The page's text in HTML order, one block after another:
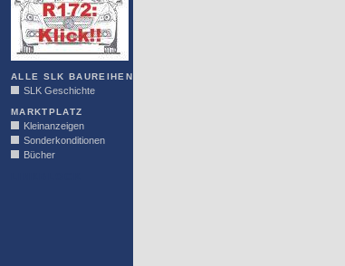
ALLE SLK BAUREIHEN
SLK Geschichte
MARKTPLATZ
Kleinanzeigen
Sonderkonditionen
Bücher